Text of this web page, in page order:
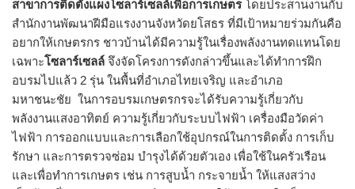
สาขาการติดตั้งแผงโซลาร์เซลล์เพื่อการเกษตรโดยประสานงานกับ
สำนักงานพัฒนาฝีมือแรงงานจังหวัดยโสธร ที่มีเป้าหมายร่วมกันคือ
อยากให้เกษตรกร ชาวบ้านได้มีความรู้ในเรื่องพลังงานทดแทนโดย
เฉพาะโซลาร์เซลล์ จึงจัดโครงการดังกล่าวขึ้นและได้ทำการฝึก
อบรมไปแล้ว 2 รุ่น ในพื้นที่อำเภอไทยเจริญ และอำเภอ
มหาชนะชัย ในการอบรมเกษตรกรจะได้รับความรู้เกี่ยวกับ
พลังงานแสงอาทิตย์ ความรู้เกี่ยวกับระบบไฟฟ้า เครื่องมือวัดค่า
ไฟฟ้า การออกแบบและการเลือกใช้อุปกรณ์ในการติดตั้ง การเก็บ
รักษา และการตรวจซ่อม บำรุงได้ด้วยตัวเอง เพื่อใช้ในครัวเรือน
และเพื่อทำการเกษตร เช่น การสูบน้ำ กระจายน้ำ ให้แสงสว่าง